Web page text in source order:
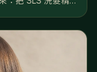
反，但這是有道理